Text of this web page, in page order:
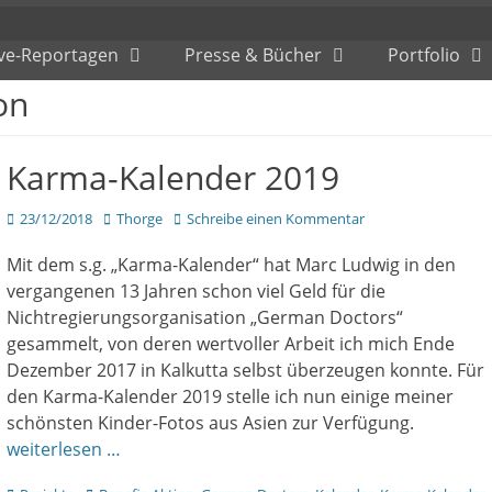
Reportagen Presse & Bücher Portfolio
Karma-Kalender 2019
Veröffentlicht
23/12/2018 Author
Thorge Schreibe einen Kommentar
Mit dem s.g. „Karma-Kalender“ hat Marc Ludwig in den
vergangenen 13 Jahren schon viel Geld für die
Nichtregierungsorganisation „German Doctors“
gesammelt, von deren wertvoller Arbeit ich mich Ende
Dezember 2017 in Kalkutta selbst überzeugen konnte. Für
den Karma-Kalender 2019 stelle ich nun einige meiner
schönsten Kinder-Fotos aus Asien zur Verfügung.
weiterlesen …